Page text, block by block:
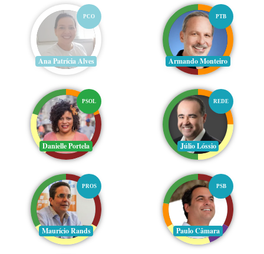
PCO
Ana Patrícia Alves
PTB
Armando Monteiro
PSOL
Danielle Portela
REDE
Júlio Lóssio
PROS
Maurício Rands
PSB
Paulo Câmara